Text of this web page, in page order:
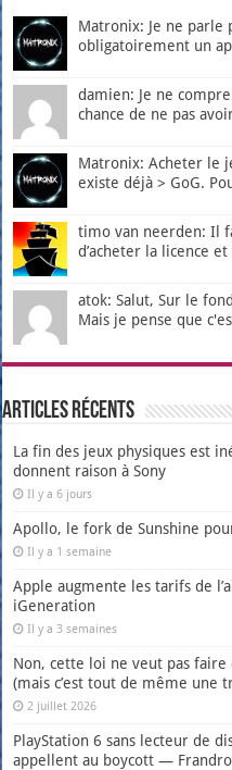
Matronix: Je ne parle
obligatoirement un
damien: Je ne
chance de ne pas
Matronix: Acheter le
existe déjà > GoG.
timo van neerden: Il
d’acheter la licence
atok: Salut, Sur le
Mais je pense que
Articles récents
La fin des jeux physiques est
donnent raison à Sony
Il y a 6 jours
Apollo, le fork de Sunshine
Il y a 1 semaine
Apple augmente les tarifs de
iGeneration
Il y a 3 semaines
Non, cette loi ne veut pas
(mais c’est tout de même une
2 juillet 2026
PlayStation 6 sans lecteur de
appellent au boycott —